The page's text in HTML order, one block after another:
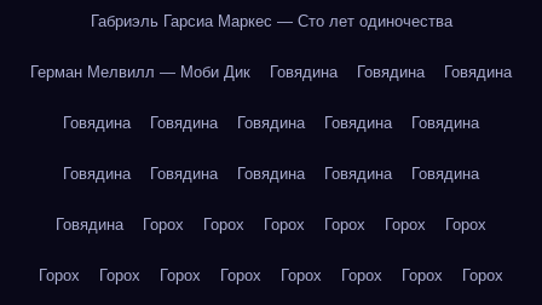
Габриэль Гарсиа Маркес — Сто лет одиночества
Герман Мелвилл — Моби Дик Говядина Говядина Говядина
Говядина Говядина Говядина Говядина Говядина
Говядина Говядина Говядина Говядина Говядина
Говядина Горох Горох Горох Горох Горох Горох
Горох Горох Горох Горох Горох Горох Горох Горох